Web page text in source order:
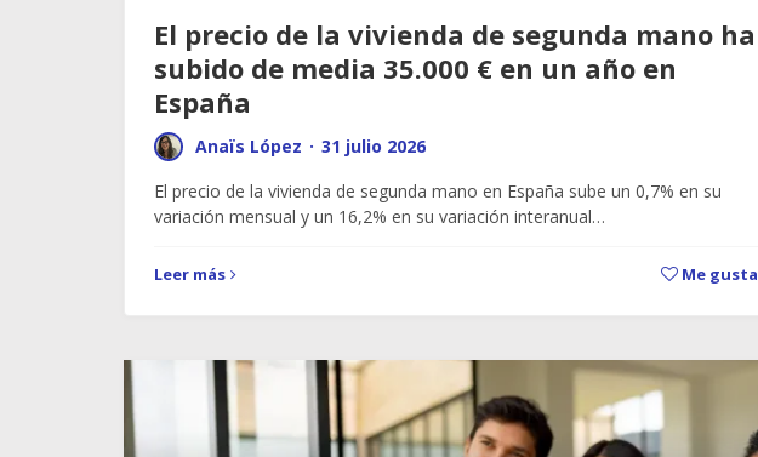
El precio de la vivienda de segunda mano ha
subido de media 35.000 € en un año en
España
Anaïs López · 31 julio 2026
El precio de la vivienda de segunda mano en España sube un 0,7% en su
variación mensual y un 16,2% en su variación interanual…
Leer más Me gusta